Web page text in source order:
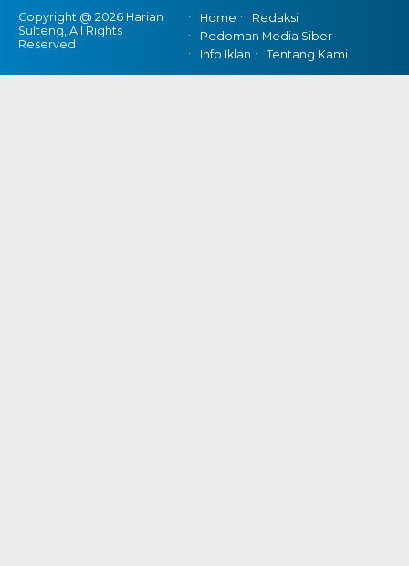
Copyright @ 2026 Harian
Sulteng, All Rights
Reserved
Home
Redaksi
Pedoman Media Siber
Info Iklan
Tentang Kami